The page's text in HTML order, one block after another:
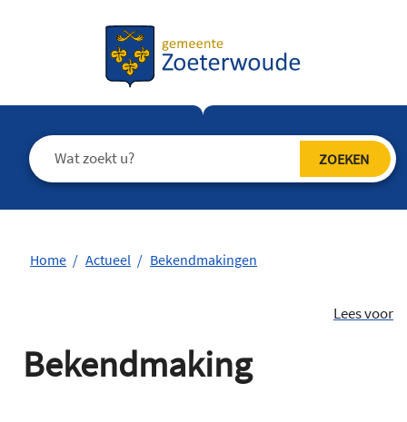
Home Actueel Bekendmakingen
Lees voor
Bekendmaking